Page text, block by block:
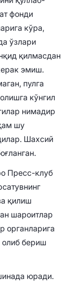
фонди
кўра,
ўзлари
қилмасдан
эмиш.
пулга
кўнгил
нимадир
шу
Шахсий
Пресс-клуб
қилиш
шароитлар
органларига
олиб бериш
юради.